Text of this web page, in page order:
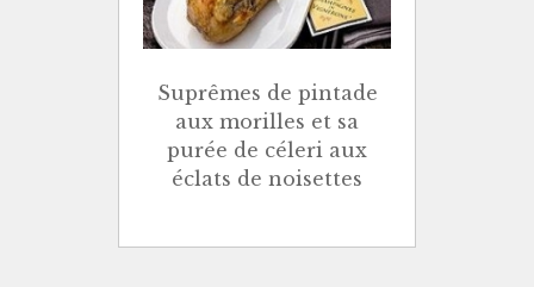
Suprêmes de pintade
aux morilles et sa
purée de céleri aux
éclats de noisettes